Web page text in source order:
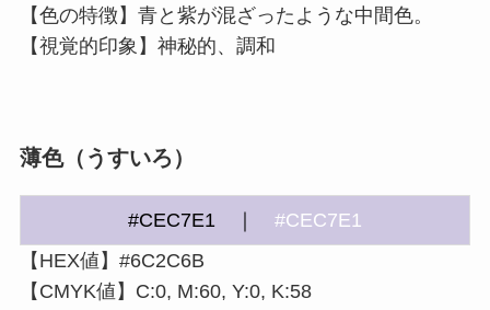
【色の特徴】青と紫が混ざったような中間色。
【視覚的印象】神秘的、調和
薄色（うすいろ）
#CEC7E1 ｜
#CEC7E1
【HEX値】#6C2C6B
【CMYK値】C:0, M:60, Y:0, K:58